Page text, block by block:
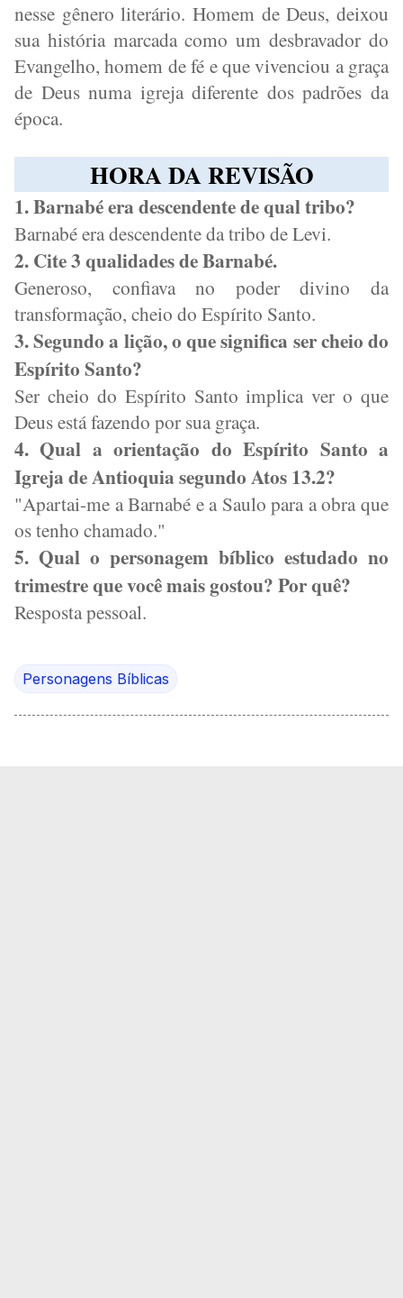
nesse gênero literário. Homem de Deus, deixou
sua história marcada como um desbravador do
Evangelho, homem de fé e que vivenciou a graça
de Deus numa igreja diferente dos padrões da
época.
HORA DA REVISÃO
1. Barnabé era descendente de qual tribo?
Barnabé era descendente da tribo de Levi.
2. Cite 3 qualidades de Barnabé.
Generoso, confiava no poder divino da
transformação, cheio do Espírito Santo.
3. Segundo a lição, o que significa ser cheio do
Espírito Santo?
Ser cheio do Espírito Santo implica ver o que
Deus está fazendo por sua graça.
4. Qual a orientação do Espírito Santo a
Igreja de Antioquia segundo Atos 13.2?
"Apartai-me a Barnabé e a Saulo para a obra que
os tenho chamado."
5. Qual o personagem bíblico estudado no
trimestre que você mais gostou? Por quê?
Resposta pessoal.
Personagens Bíblicas